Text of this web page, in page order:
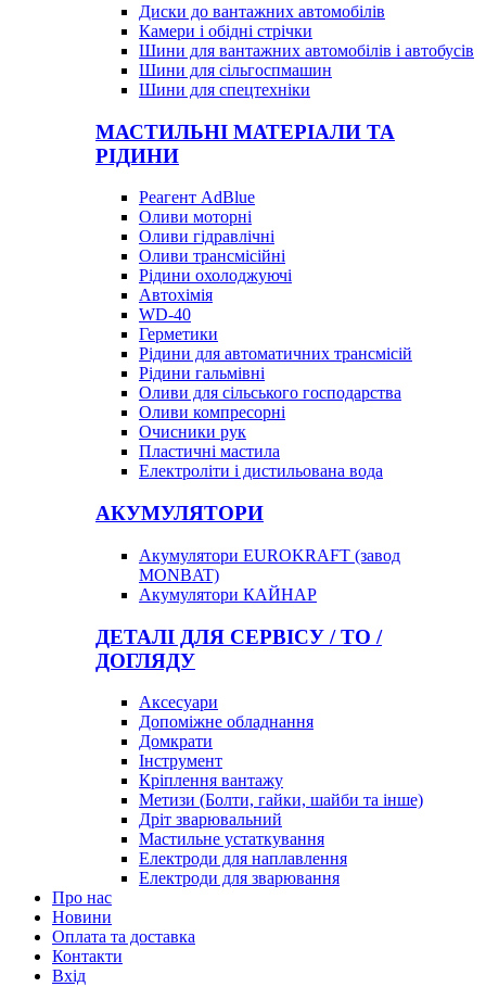
Диски до вантажних автомобілів
Камери і обідні стрічки
Шини для вантажних автомобілів і автобусів
Шини для сільгоспмашин
Шини для спецтехніки
МАСТИЛЬНІ МАТЕРІАЛИ ТА
РІДИНИ
Реагент AdBlue
Оливи моторні
Оливи гідравлічні
Оливи трансмісійні
Рідини охолоджуючі
Автохімія
WD-40
Герметики
Рідини для автоматичних трансмісій
Рідини гальмівні
Оливи для сільського господарства
Оливи компресорні
Очисники рук
Пластичні мастила
Електроліти і дистильована вода
АКУМУЛЯТОРИ
Акумулятори EUROKRAFT (завод
MONBAT)
Акумулятори КАЙНАР
ДЕТАЛІ ДЛЯ СЕРВІСУ / ТО /
ДОГЛЯДУ
Аксесуари
Допоміжне обладнання
Домкрати
Інструмент
Кріплення вантажу
Метизи (Болти, гайки, шайби та інше)
Дріт зварювальний
Мастильне устаткування
Електроди для наплавлення
Електроди для зварювання
Про нас
Новини
Оплата та доставка
Контакти
Вхiд